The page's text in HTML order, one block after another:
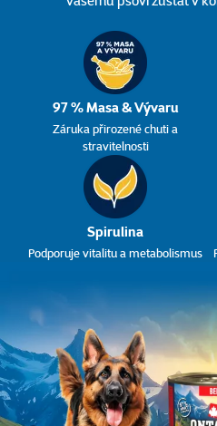
97 % Masa & Vývaru
Záruka přirozené chuti a
stravitelnosti
Spirulina
Podporuje vitalitu a metabolismus